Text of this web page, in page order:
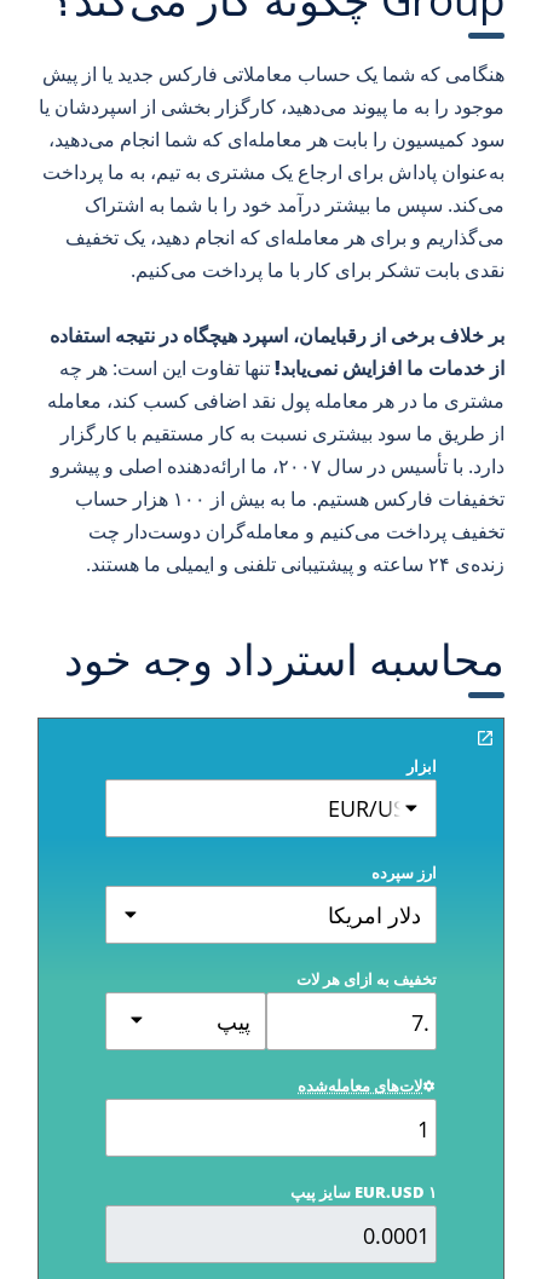
هنگامی که شما یک حساب معاملاتی فارکس جدید یا از پیش
موجود را به ما پیوند می‌دهید، کارگزار بخشی از اسپردشان یا
سود کمیسیون را بابت هر معامله‌ای که شما انجام می‌دهید،
به‌عنوان پاداش برای ارجاع یک مشتری به تیم، به ما پرداخت
می‌کند. سپس ما بیشتر درآمد خود را با شما به اشتراک
می‌گذاریم و برای هر معامله‌ای که انجام دهید، یک تخفیف
نقدی بابت تشکر برای کار با ما پرداخت می‌کنیم.
بر خلاف برخی از رقبایمان، اسپرد هیچگاه در نتیجه استفاده
از خدمات ما افزایش نمی‌یابد!تنها تفاوت این است: هر چه
مشتری ما در هر معامله پول نقد اضافی کسب کند، معامله
از طریق ما سود بیشتری نسبت به کار مستقیم با کارگزار
دارد. با تأسیس در سال ۲۰۰۷، ما ارائه‌دهنده اصلی و پیشرو
تخفیفات فارکس هستیم. ما به بیش از ۱۰۰ هزار حساب
تخفیف پرداخت می‌کنیم و معامله‌گران دوست‌دار چت
زنده‌ی ۲۴ ساعته و پیشتیبانی تلفنی و ایمیلی ما هستند.
محاسبه استرداد وجه خود
ابزار
EUR/USD
ارز سپرده
دلار امریکا
تخفیف به ازای هر لات
پیپ
لات‌های معامله‌شده
EUR.USD ۱ سایز پیپ